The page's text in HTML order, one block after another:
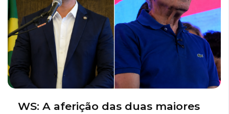
WS: A aferição das duas maiores